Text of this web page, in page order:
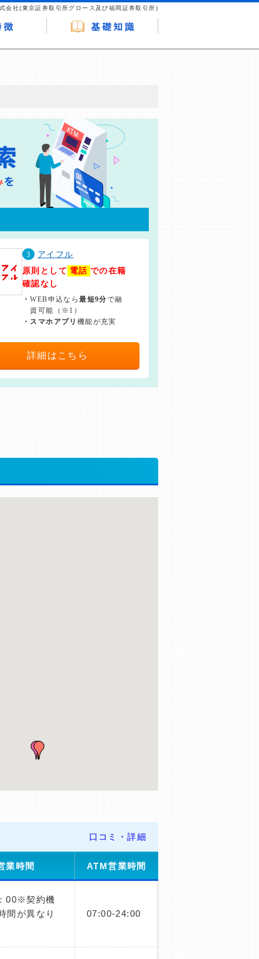
会社(東京証券取引所グロース及び福岡証券取引所)
く、当編集部の調査／ユーザーへの口コ
3
アイフル
原則として 電話 での在籍
確認なし
・WEB申込なら最短9分で融
資可能（※1）
・ スマホアプリ 機能が充実
詳細はこちら
口コミ・詳細
業時間 ATM営業時間
00※契約機
間が異なり
07:00-24:00